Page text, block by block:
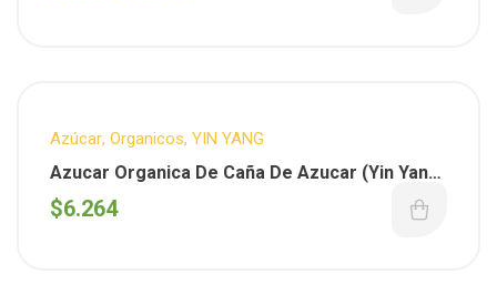
Azúcar, Organicos, YIN YANG
Azucar Organica De Caña De Azucar (Yin Yang)
x 800 Gs
$6.264